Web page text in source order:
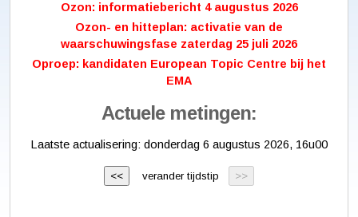
Ozon: informatiebericht 4 augustus 2026
Ozon- en hitteplan: activatie van de
waarschuwingsfase zaterdag 25 juli 2026
Oproep: kandidaten European Topic Centre bij het
EMA
Actuele metingen:
Laatste actualisering: donderdag 6 augustus 2026, 16u00
verander tijdstip